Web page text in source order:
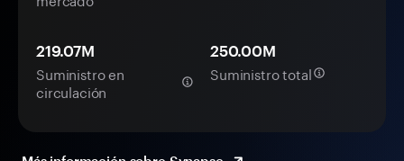
219.07M
Suministro en
circulación
250.00M
Suministro total